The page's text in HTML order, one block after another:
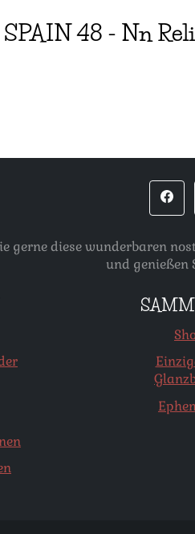
48 - Nn
gerne diese wunderbaren
und genießen